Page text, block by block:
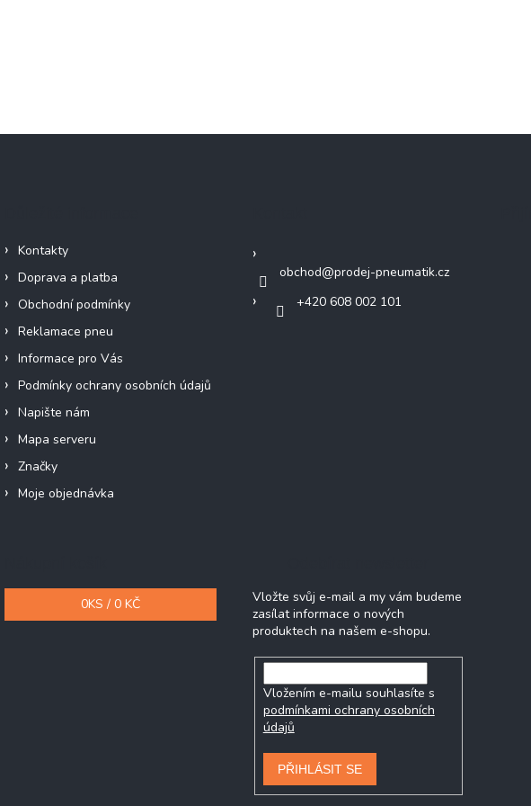
Kontakty
Doprava a platba
Obchodní podmínky
Reklamace pneu
Informace pro Vás
Podmínky ochrany osobních údajů
Napište nám
Mapa serveru
Značky
Moje objednávka
obchod@prodej-pneumatik.cz
+420 608 002 101
0KS / 0 KČ
Vložte svůj e-mail a my vám budeme
zasílat informace o nových
produktech na našem e-shopu.
Vložením e-mailu souhlasíte s
podmínkami ochrany osobních
údajů
PŘIHLÁSIT SE